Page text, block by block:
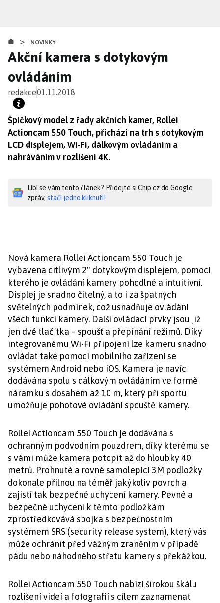
obsahu
> NOVINKY
Akční kamera s dotykovým
ovládáním
redakce01.11.2018
Špičkový model z řady akčních kamer, Rollei
Actioncam 550 Touch, přichází na trh s dotykovým
LCD displejem, Wi-Fi, dálkovým ovládáním a
nahráváním v rozlišení 4K.
Líbí se vám tento článek? Přidejte si Chip.cz do Google
zpráv, stačí jedno kliknutí!
Nová kamera Rollei Actioncam 550 Touch je
vybavena citlivým 2" dotykovým displejem, pomocí
kterého je ovládání kamery pohodlné a intuitivní.
Displej je snadno čitelný, a to i za špatných
světelných podmínek, což usnadňuje ovládání
všech funkcí kamery. Další ovládací prvky jsou již
jen dvě tlačítka – spoušť a přepínání režimů. Díky
integrovanému Wi-Fi připojení lze kameru snadno
ovládat také pomocí mobilního zařízení se
systémem Android nebo iOS. Kamera je navíc
dodávána spolu s dálkovým ovládáním ve formě
náramku s dosahem až 10 m, který při sportu
umožňuje pohotové ovládání spouště kamery.
Rollei Actioncam 550 Touch je dodávána s
ochranným podvodním pouzdrem, díky kterému se
s vámi může kamera potopit až do hloubky 40
metrů. Prohnuté a rovné samolepící 3M podložky
dokonale přilnou na téměř jakýkoliv povrch a
zajistí tak bezpečné uchycení kamery. Pevné a
bezpečné uchycení k těmto podložkám
zprostředkovává spojka s bezpečnostním
systémem SRS (security release system), který vás
může ochránit před vážným zraněním v případě
pádu nebo náhodného střetu kamery s překážkou.
Rollei Actioncam 550 Touch nabízí širokou škálu
rozlišení videí a fotografií s cílem zaznamenat